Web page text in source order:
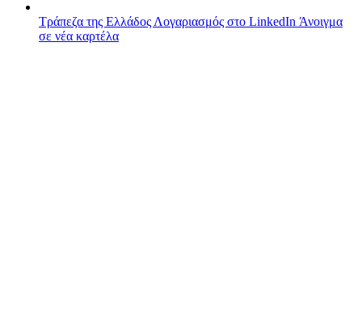
Τράπεζα της Ελλάδος Λογαριασμός στο LinkedIn Άνοιγμα
σε νέα καρτέλα